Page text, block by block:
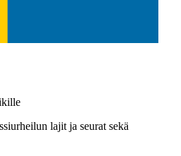
lajit ja seurat sekä